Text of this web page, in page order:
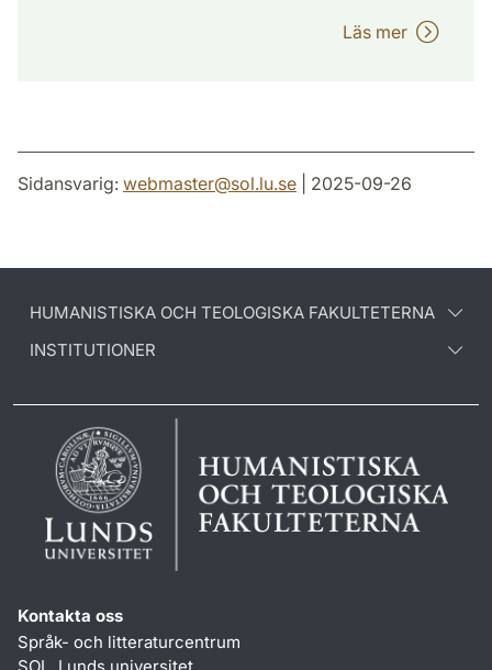
Läs mer
Sidansvarig: webmaster@sol.lu.se | 2025-09-26
HUMANISTISKA OCH TEOLOGISKA FAKULTETERNA
INSTITUTIONER
Kontakta oss
Språk- och litteraturcentrum